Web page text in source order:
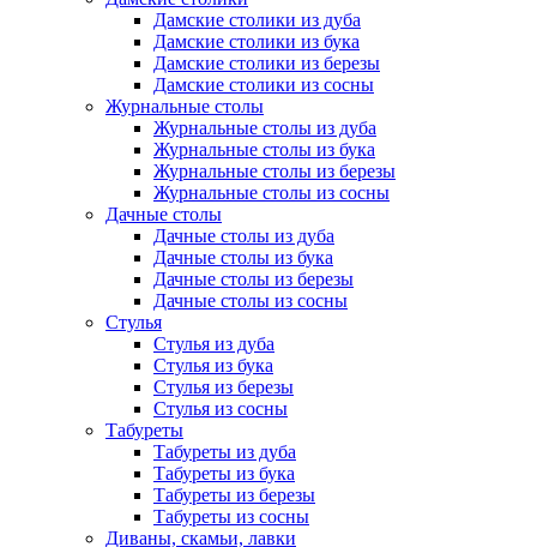
Дамские столики из дуба
Дамские столики из бука
Дамские столики из березы
Дамские столики из сосны
Журнальные столы
Журнальные столы из дуба
Журнальные столы из бука
Журнальные столы из березы
Журнальные столы из сосны
Дачные столы
Дачные столы из дуба
Дачные столы из бука
Дачные столы из березы
Дачные столы из сосны
Стулья
Стулья из дуба
Стулья из бука
Стулья из березы
Стулья из сосны
Табуреты
Табуреты из дуба
Табуреты из бука
Табуреты из березы
Табуреты из сосны
Диваны, скамьи, лавки